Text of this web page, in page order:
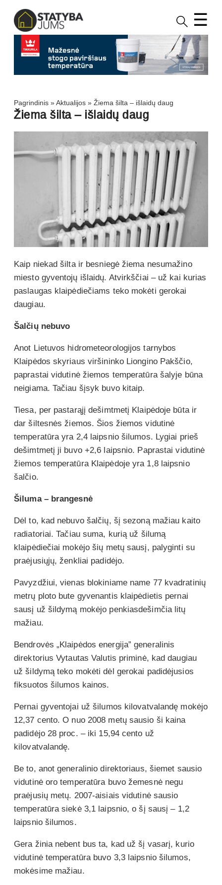
☰
Pagrindinis »Aktualijos » Žiema šilta – išlaidų daug
Žiema šilta – išlaidų daug
Kaip niekad šilta ir besniegė žiema nesumažino
miesto gyventojų išlaidų. Atvirkščiai – už kai kurias
paslaugas klaipėdiečiams teko mokėti gerokai
daugiau.
Šalčių nebuvo
Anot Lietuvos hidrometeorologijos tarnybos
Klaipėdos skyriaus viršininko Liongino Pakščio,
paprastai vidutinė žiemos temperatūra šalyje būna
neigiama. Tačiau šįsyk buvo kitaip.
Tiesa, per pastarąjį dešimtmetį Klaipėdoje būta ir
dar šiltesnės žiemos. Šios žiemos vidutinė
temperatūra yra 2,4 laipsnio šilumos. Lygiai prieš
dešimtmetį ji buvo +2,6 laipsnio. Paprastai vidutinė
žiemos temperatūra Klaipėdoje yra 1,8 laipsnio
šalčio.
Šiluma – brangesnė
Dėl to, kad nebuvo šalčių, šį sezoną mažiau kaito
radiatoriai. Tačiau suma, kurią už šilumą
klaipėdiečiai mokėjo šių metų sausį, palyginti su
praėjusiųjų, ženkliai padidėjo.
Pavyzdžiui, vienas blokiniame name 77 kvadratinių
metrų ploto bute gyvenantis klaipėdietis pernai
sausį už šildymą mokėjo penkiasdešimčia litų
mažiau.
Bendrovės „Klaipėdos energija” generalinis
direktorius Vytautas Valutis priminė, kad daugiau
už šildymą teko mokėti dėl gerokai padidėjusios
fiksuotos šilumos kainos.
Pernai gyventojai už šilumos kilovatvalandę mokėjo
12,37 cento. O nuo 2008 metų sausio ši kaina
padidėjo 28 proc. – iki 15,94 cento už
kilovatvalandę.
Be to, anot generalinio direktoriaus, šiemet sausio
vidutinė oro temperatūra buvo žemesnė negu
praėjusių metų. 2007-aisiais vidutinė sausio
temperatūra siekė 3,1 laipsnio, o šį sausį – 1,2
laipsnio šilumos.
Gera žinia nebent bus ta, kad už šį vasarį, kurio
vidutinė temperatūra buvo 3,3 laipsnio šilumos,
mokėsime mažiau.